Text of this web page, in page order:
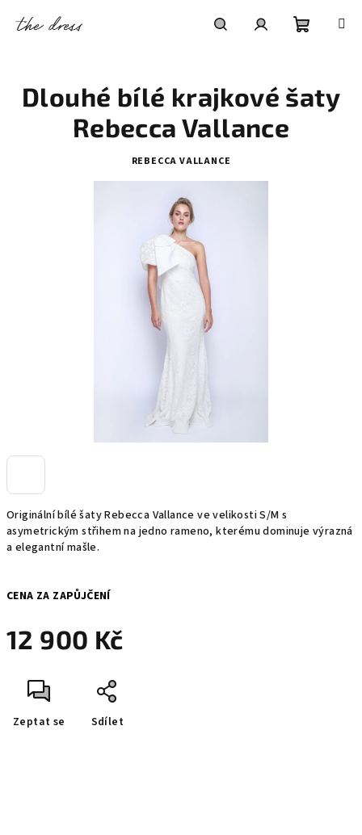
košík
Originální bílé šaty Rebecca Vallance ve velikosti S/M s
asymetrickým střihem na jedno rameno, kterému dominuje výrazná
a elegantní mašle.
12 900 Kč
cena:
CENA ZA ZAPŮJČENÍ
Zeptat se Sdílet
Dlouhé bílé krajkové šaty
Rebecca Vallance
REBECCA VALLANCE